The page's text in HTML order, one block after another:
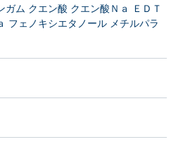
ガム クエン酸 クエン酸Ｎａ ＥＤＴ
フェノキシエタノール メチルパラ